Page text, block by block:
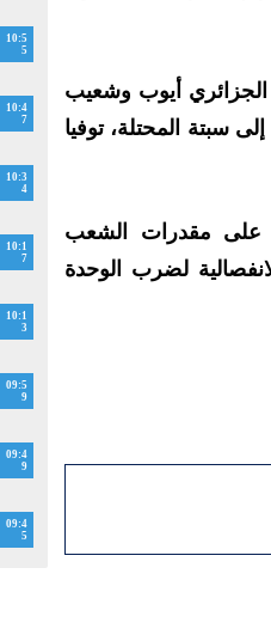
الجزائري أيوب وشعيب
سبتة المحتلة، توفيا
على مقدرات الشعب
لضرب الوحدة
10:5
5
10:4
7
10:3
4
10:1
7
10:1
3
09:5
9
09:4
9
09:4
5